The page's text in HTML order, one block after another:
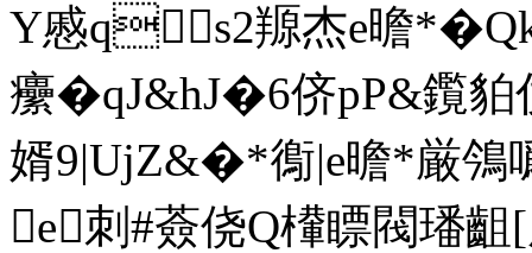
Y慼qs2羱杰e曕
癳�qJ&hJ�6侪pP&鑬
婿9|UjZ&�*鵆|e曕*厳鳹
e刺#薟侥Q檋瞟閥璠齟